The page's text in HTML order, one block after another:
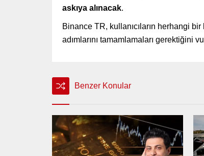
askıya alınacak.
Binance TR, kullanıcıların herhangi
adımlarını tamamlamaları gerektiğini
Benzer Konular